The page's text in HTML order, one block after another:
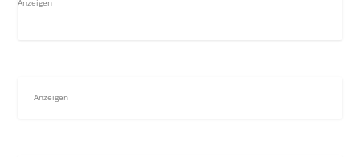
Anzeigen
Anzeigen